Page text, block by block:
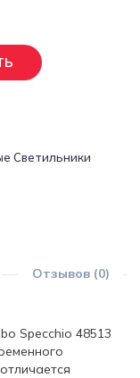
Светильники
Отзывов (0)
Specchio 48513